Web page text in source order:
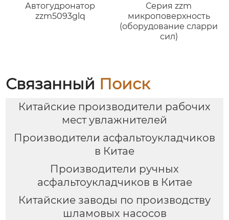
Автогудронатор
zzm5093glq
Серия zzm
микроповерхность
(оборудование сларри
сил)
Связанный Поиск
Китайские производители рабочих
мест увлажнителей
Производители асфальтоукладчиков
в Китае
Производители ручных
асфальтоукладчиков в Китае
Китайские заводы по производству
шламовых насосов